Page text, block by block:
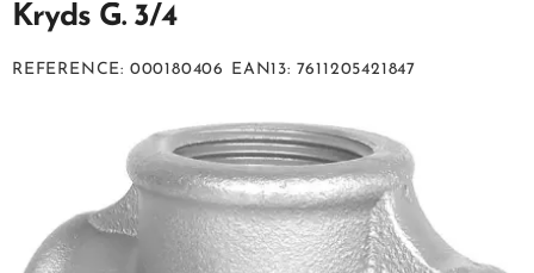
Kryds G. 3/4
REFERENCE 000180406 EAN13 7611205421847